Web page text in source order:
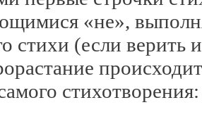
«не»,
стихи (если верить
стихотворения: